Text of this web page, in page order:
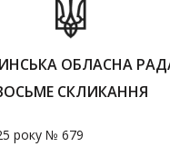
ОБЛАСНА
СКЛИКАННЯ
року № 679